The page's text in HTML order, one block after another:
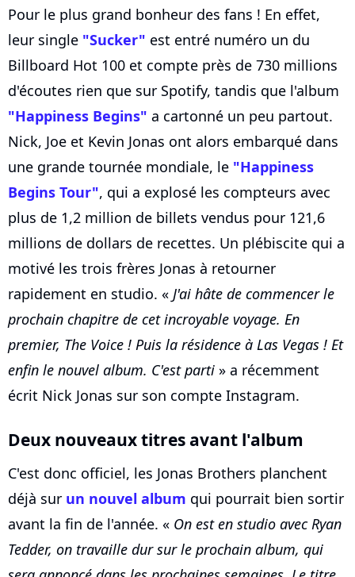
Pour le plus grand bonheur des fans ! En effet,
leur single "Sucker" est entré numéro un du
Billboard Hot 100 et compte près de 730 millions
d'écoutes rien que sur Spotify, tandis que l'album
"Happiness Begins" a cartonné un peu partout.
Nick, Joe et Kevin Jonas ont alors embarqué dans
une grande tournée mondiale, le "Happiness
Begins Tour", qui a explosé les compteurs avec
plus de 1,2 million de billets vendus pour 121,6
millions de dollars de recettes. Un plébiscite qui a
motivé les trois frères Jonas à retourner
rapidement en studio. « J'ai hâte de commencer le
prochain chapitre de cet incroyable voyage. En
premier, The Voice ! Puis la résidence à Las Vegas ! Et
enfin le nouvel album. C'est parti » a récemment
écrit Nick Jonas sur son compte Instagram.
Deux nouveaux titres avant l'album
C'est donc officiel, les Jonas Brothers planchent
déjà sur un nouvel album qui pourrait bien sortir
avant la fin de l'année. « On est en studio avec Ryan
Tedder, on travaille dur sur le prochain album, qui